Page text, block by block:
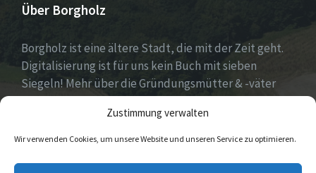
Zustimmung verwalten
Wir verwenden Cookies, um unsere Website und unseren Service zu optimieren.
Über Borgholz
Borgholz ist eine ältere Stadt, die mit der Zeit geht.
Digitalisierung ist für uns kein Buch mit sieben
Siegeln! Mehr über die Gründungsmütter & -väter
gibt es unterDorfwerkstattund
https://www.digitale-doerfer.de!